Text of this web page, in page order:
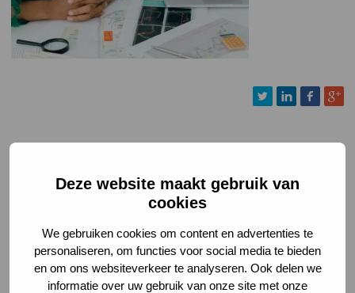
Deze website maakt gebruik van
cookies
We gebruiken cookies om content en advertenties te
personaliseren, om functies voor social media te bieden
en om ons websiteverkeer te analyseren. Ook delen we
informatie over uw gebruik van onze site met onze